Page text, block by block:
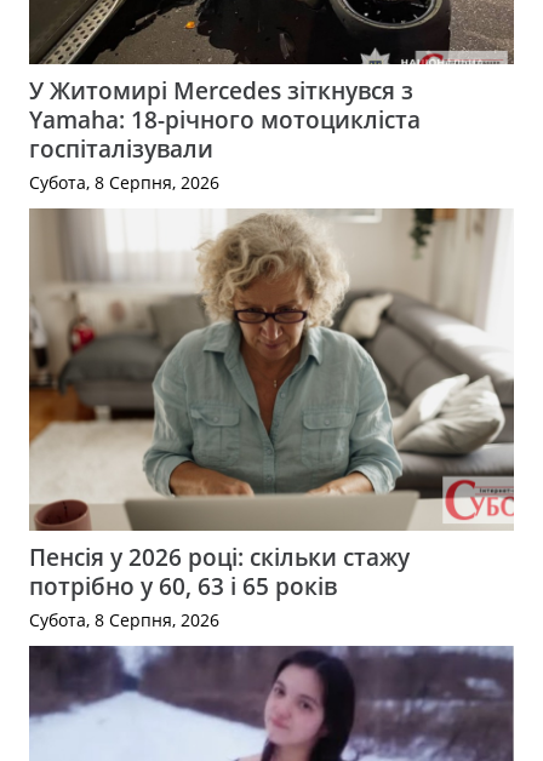
У Житомирі Mercedes зіткнувся з
Yamaha: 18-річного мотоцикліста
госпіталізували
Субота, 8 Серпня, 2026
Пенсія у 2026 році: скільки стажу
потрібно у 60, 63 і 65 років
Субота, 8 Серпня, 2026